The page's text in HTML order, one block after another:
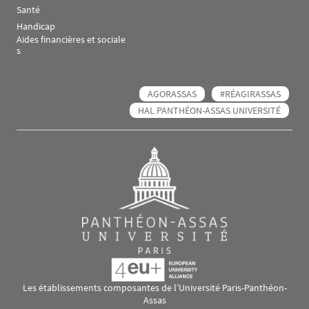
Santé
Handicap
Aides financières et sociale
s
AGORASSAS
#RÉAGIRASSAS
HAL PANTHÉON-ASSAS UNIVERSITÉ
Les établissements composantes de l’Université Paris-Panthéon-
Assas